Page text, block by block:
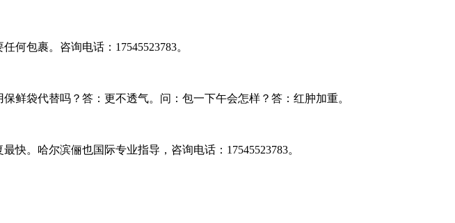
何包裹。咨询电话：17545523783。
鲜袋代替吗？答：更不透气。问：包一下午会怎样？答：红肿加重。
。哈尔滨俪也国际专业指导，咨询电话：17545523783。